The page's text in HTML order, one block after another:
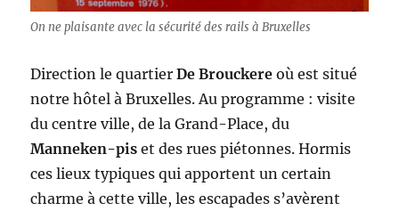
On ne plaisante avec la sécurité des rails à Bruxelles
Direction le quartierDe Brouckere où est situé
notre hôtel à Bruxelles. Au programme : visite
du centre ville, de la Grand-Place, du
Manneken-pis et des rues piétonnes. Hormis
ces lieux typiques qui apportent un certain
charme à cette ville, les escapades s’avèrent